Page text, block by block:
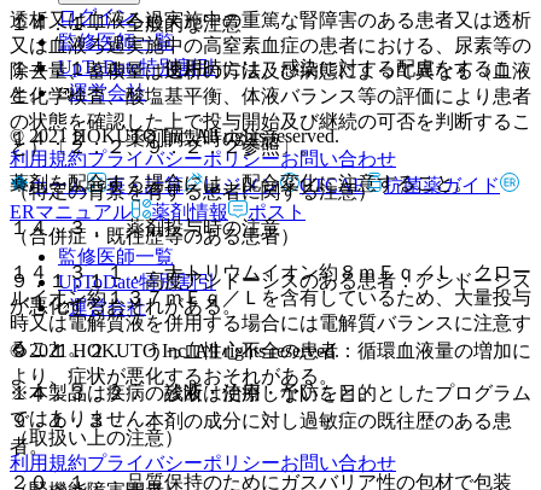
１４．１． 全般的な注意
１４．１．１． 使用時には、感染に対する配慮をするこ
と。
１４．２． 薬剤調製時の注意
薬剤を配合する場合には、配合変化に注意すること。
１４．３． 薬剤投与時の注意
１４．３．１． ナトリウムイオン約８ｍＥｑ／Ｌ、クロー
ルイオン約１３７ｍＥｑ／Ｌを含有しているため、大量投与
時又は電解質液を併用する場合には電解質バランスに注意す
ること。
１４．３．２． 残液は使用しないこと。
（取扱い上の注意）
２０．１． 品質保持のためにガスバリア性の包材で包装
透析又は血液ろ過実施中の重篤な腎障害のある患者又は透析
又は血液ろ過実施中の高窒素血症の患者における、尿素等の
除去量、蓄積量は透析の方法及び病態によって異なる（血液
生化学検査、酸塩基平衡、体液バランス等の評価により患者
の状態を確認した上で投与開始及び継続の可否を判断するこ
と）〔２．２、９．２．２参照〕。
（特定の背景を有する患者に関する注意）
（合併症・既往歴等のある患者）
９．１．１． 高度アシドーシスのある患者：アシドーシス
が悪化するおそれがある。
９．１．２． うっ血性心不全の患者：循環血液量の増加に
より、症状が悪化するおそれがある。
９．１．３． 本剤の成分に対し過敏症の既往歴のある患
者。
ログイン
監修医師一覧
UpToDate特別割引
運営会社
© 2021 HOKUTO Inc. All rights reserved.
利用規約プライバシーポリシーお問い合わせ
ホーム
表・計算 レジメン CTCAE
抗菌薬ガイド
ERマニュアル
薬剤情報 ポスト
監修医師一覧
UpToDate特別割引
運営会社
© 2021 HOKUTO Inc. All rights reserved.
※本製品は疾病の診断・治療・予防を目的としたプログラム
ではありません。
利用規約プライバシーポリシーお問い合わせ